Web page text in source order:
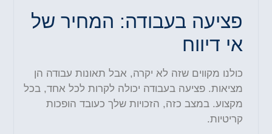
פציעה בעבודה: המחיר של
אי דיווח
כולנו מקווים שזה לא יקרה, אבל תאונות עבודה הן
מציאות. פציעה בעבודה יכולה לקרות לכל אחד, בכל
מקצוע. במצב כזה, הזכויות שלך כעובד הופכות
קריטיות.